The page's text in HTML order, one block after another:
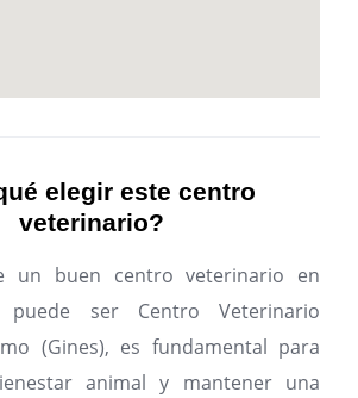
elegir este centro
veterinario?
un buen centro veterinario en
puede ser Centro Veterinario
(Gines), es fundamental para
animal y mantener una